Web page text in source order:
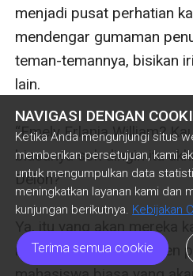
NAVIGASI DENGAN
Ketika Anda mengunjungi situs
memberikan persetujuan, kami
untuk mengumpulkan data
meningkatkan layanan kami dan
kunjungan berikutnya. Kebijakan
Terima semua cookie